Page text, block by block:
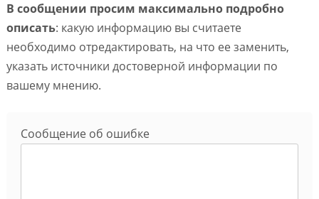
В сообщении просим максимально подробно
описать: какую информацию вы считаете
необходимо отредактировать, на что ее заменить,
указать источники достоверной информации по
вашему мнению.
Сообщение об ошибке